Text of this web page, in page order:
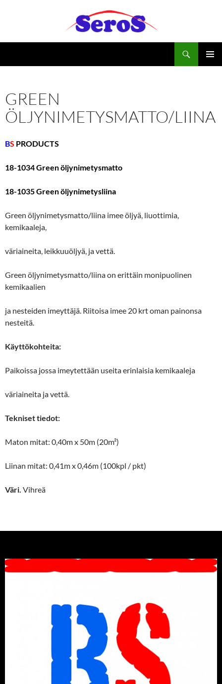
GREEN
ÖLJYNIMETYSMATTO/LIINA
BS PRODUCTS
18-1034 Green öljynimetysmatto
18-1035 Green öljynimetysliina
Green öljynimetysmatto/liina imee öljyä, liuottimia,
kemikaaleja,
väriaineita, leikkuuöljyä, ja vettä.
Green öljynimetysmatto/liina on erittäin monipuolinen
kemikaalien
ja nesteiden imeyttäjä. Riitoisa imee 20 krt oman painonsa
nesteitä.
Käyttökohteita:
Paikoissa jossa imeytettään useita erinlaisia kemikaaleja
väriaineita ja vettä.
Tekniset tiedot:
Maton mitat: 0,40m x 50m (20m²)
Liinan mitat: 0,41m x 0,46m (100kpl / pkt)
Väri. Vihreä